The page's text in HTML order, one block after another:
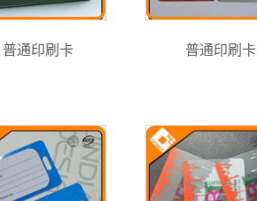
普通印刷卡 普通印刷卡